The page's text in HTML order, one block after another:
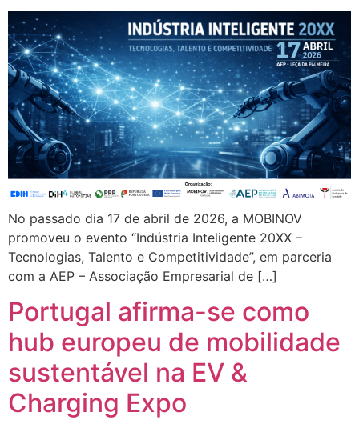
No passado dia 17 de abril de 2026, a MOBINOV
promoveu o evento “Indústria Inteligente 20XX –
Tecnologias, Talento e Competitividade”, em parceria
com a AEP – Associação Empresarial de […]
Portugal afirma-se como
hub europeu de mobilidade
sustentável na EV &
Charging Expo